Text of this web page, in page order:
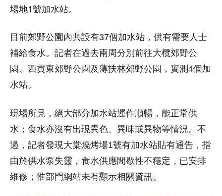
場地1號加水站。
目前郊野公園內共設有37個加水站，供有需要人士
補給食水。記者在過去兩周分別前往大欖郊野公
園、西貢東郊野公園及薄扶林郊野公園，實測4個加
水站。
現場所見，絕大部分加水站運作順暢，能正常供
水；食水亦沒有出現異色、異味或異物等情況。不
過，記者發現大棠燒烤場1號有加水站貼有通告，指
由於供水泵失靈，食水供應間歇性不穩定，已安排
維修；惟部門網站未有顯示相關資訊。